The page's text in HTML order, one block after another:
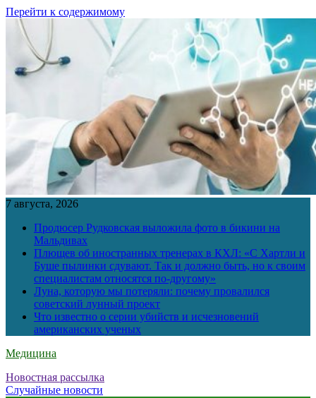
Перейти к содержимому
7 августа, 2026
Продюсер Рудковская выложила фото в бикини на
Мальдивах
Плющев об иностранных тренерах в КХЛ: «С Хартли и
Буше пылинки сдувают. Так и должно быть, но к своим
специалистам относятся по-другому»
Луна, которую мы потеряли: почему провалился
советский лунный проект
Что известно о серии убийств и исчезновений
американских ученых
Медицина
Новостная рассылка
Случайные новости